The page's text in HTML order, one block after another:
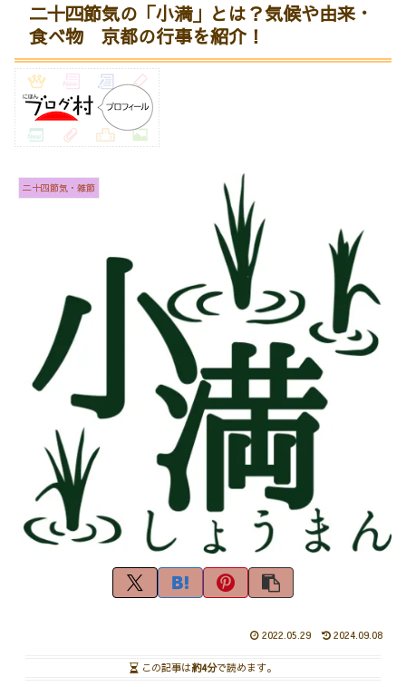
二十四節気の「小満」とは？気候や由来・
食べ物 京都の行事を紹介！
二十四節気・雑節
2022.05.29 2024.09.08
この記事は約4分で読めます。